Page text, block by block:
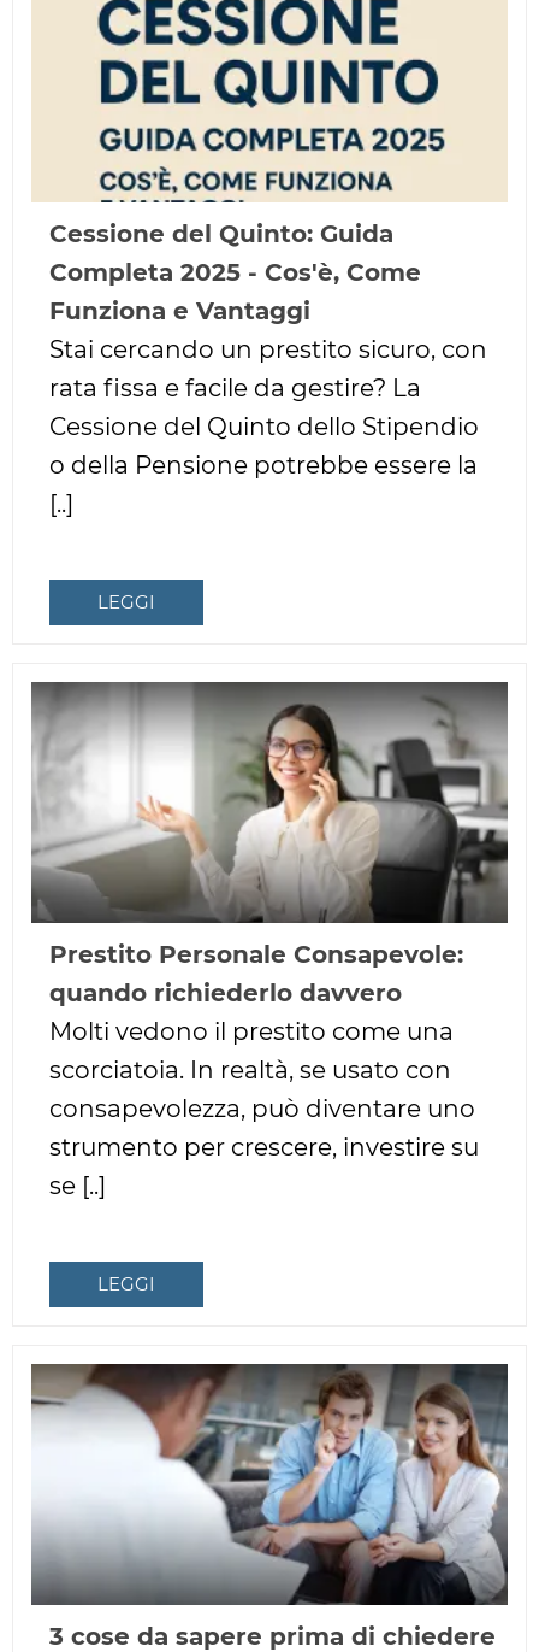
Cessione del Quinto: Guida
Completa 2025 - Cos'è, Come
Funziona e Vantaggi
Stai cercando un prestito sicuro, con
rata fissa e facile da gestire? La
Cessione del Quinto dello Stipendio
o della Pensione potrebbe essere la
[..]
LEGGI
Prestito Personale Consapevole:
quando richiederlo davvero
Molti vedono il prestito come una
scorciatoia. In realtà, se usato con
consapevolezza, può diventare uno
strumento per crescere, investire su
se [..]
LEGGI
3 cose da sapere prima di chiedere